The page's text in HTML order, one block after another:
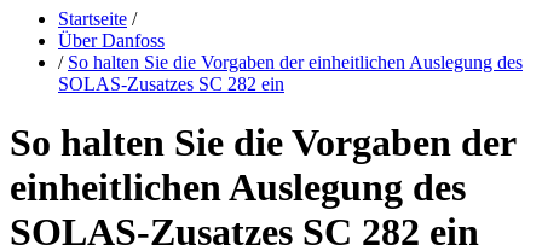
Startseite /
Über Danfoss
/ So halten Sie die Vorgaben der einheitlichen Auslegung des
SOLAS-Zusatzes SC 282 ein
So halten Sie die Vorgaben der
einheitlichen Auslegung des
SOLAS-Zusatzes SC 282 ein